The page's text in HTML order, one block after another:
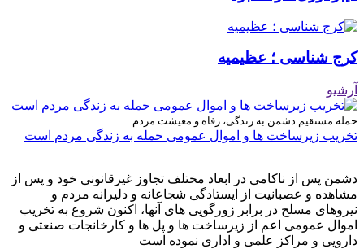
کرج شناسی ؛ عظیمیه
آرشیو
حمله مستقیم دشمن به زندگی، رفاه و معیشت مردم
تخریب زیرساخت ها و اموال عمومی حمله به زندگی مردم است
دشمن پس از ناکامی در ابعاد مختلف تجاوز غیرقانونی خود و پس از
مشاهده و عصبانیت از ایستادگی شجاعانه و دلیرانه مردم و
نیروهای مسلح در برابر زورگویی های آنها، اکنون شروع به تخریب
اموال عمومی اعم از زیرساخت ها و پل ها و کارخانجات صنعتی و
دارویی و مراکز علمی و اداری نموده است